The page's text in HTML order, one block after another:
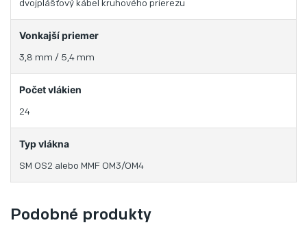
dvojplášťový kábel kruhového prierezu
Vonkajší priemer
3,8 mm / 5,4 mm
Počet vlákien
24
Typ vlákna
SM OS2 alebo MMF OM3/OM4
Podobné produkty